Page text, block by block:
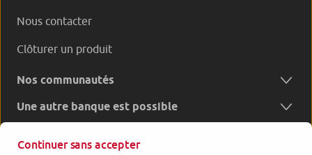
Nous contacter
Clôturer un produit
Nos communautés
Une autre banque est possible
Continuer sans accepter